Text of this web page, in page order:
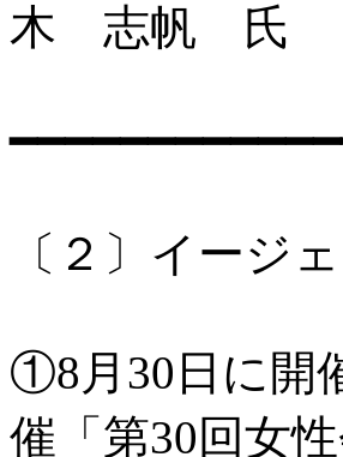
木 志
〔２〕イージ
①8月30日に開
催「第30回女